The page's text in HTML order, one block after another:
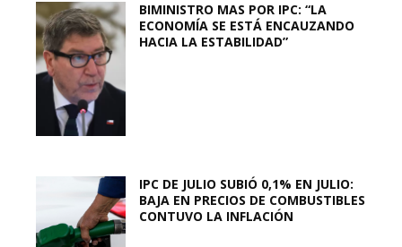
BIMINISTRO MAS POR IPC: “LA
ECONOMÍA SE ESTÁ ENCAUZANDO
HACIA LA ESTABILIDAD”
IPC DE JULIO SUBIÓ 0,1% EN JULIO:
BAJA EN PRECIOS DE COMBUSTIBLES
CONTUVO LA INFLACIÓN